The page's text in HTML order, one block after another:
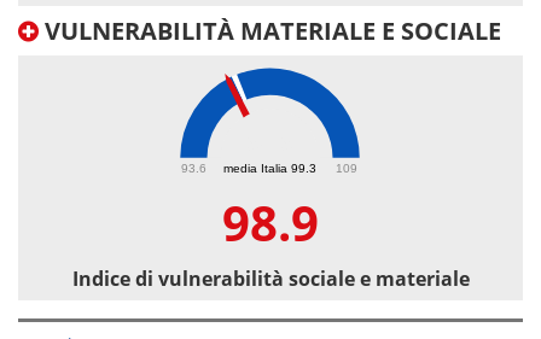
VULNERABILITÀ MATERIALE E SOCIALE
media Italia 99.3
93.6 109
98.9
Indice di vulnerabilità sociale e materiale